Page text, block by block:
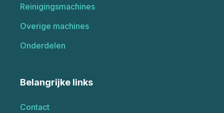
Reinigingsmachines
Overige machines
Onderdelen
Belangrijke links
Contact